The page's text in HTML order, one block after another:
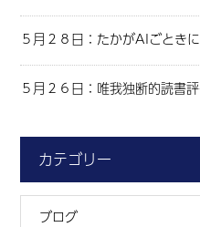
５月２８日：たかがAIごときに
５月２６日：唯我独断的読書
カテゴリー
ブログ